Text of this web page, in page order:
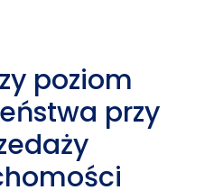
poziom
przy